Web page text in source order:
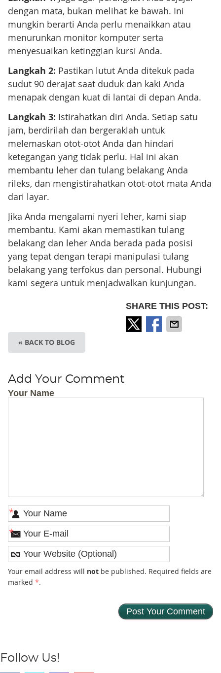
dengan mata, bukan melihat ke bawah. Ini
mungkin berarti Anda perlu menaikkan atau
menurunkan monitor komputer serta
menyesuaikan ketinggian kursi Anda.
Langkah 2: Pastikan lutut Anda ditekuk pada
sudut 90 derajat saat duduk dan kaki Anda
menapak dengan kuat di lantai di depan Anda.
Langkah 3: Istirahatkan diri Anda. Setiap satu
jam, berdirilah dan bergeraklah untuk
melemaskan otot-otot Anda dan hindari
ketegangan yang tidak perlu. Hal ini akan
membantu leher dan tulang belakang Anda
rileks, dan mengistirahatkan otot-otot mata Anda
dari layar.
Jika Anda mengalami nyeri leher, kami siap
membantu. Kami akan memastikan tulang
belakang dan leher Anda berada pada posisi
yang tepat dengan terapi manipulasi tulang
belakang yang terfokus dan personal. Hubungi
kami segera untuk menjadwalkan kunjungan.
SHARE THIS POST:
« BACK TO BLOG
Add Your Comment
Your Name
*
*
Your email address will notbe published. Required fields are
marked *.
Follow Us!